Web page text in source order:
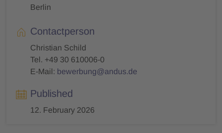
Berlin
Contactperson
Christian Schild
Tel. +49 30 610006-0
E-Mail: bewerbung@andus.de
Published
12. February 2026